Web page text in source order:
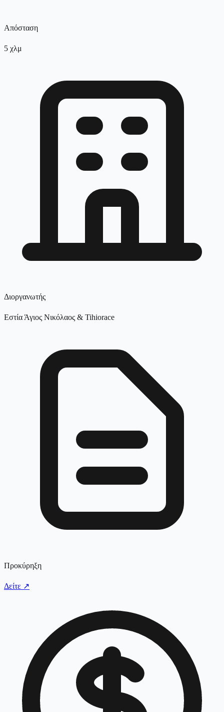
Απόσταση
5 χλμ
Διοργανωτής
Εστία Άγιος Νικόλαος & Tihiorace
Προκύρηξη
Δείτε ↗